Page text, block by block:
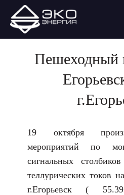
Пешеходный
19 октября
мероприятий по
сигнальных
теллурических токов
г.Егорьевск (